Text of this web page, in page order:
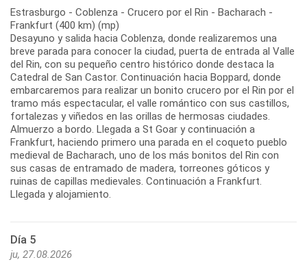
Estrasburgo - Coblenza - Crucero por el Rin - Bacharach -
Frankfurt (400 km) (mp)
Desayuno y salida hacia Coblenza, donde realizaremos una
breve parada para conocer la ciudad, puerta de entrada al Valle
del Rin, con su pequeño centro histórico donde destaca la
Catedral de San Castor. Continuación hacia Boppard, donde
embarcaremos para realizar un bonito crucero por el Rin por el
tramo más espectacular, el valle romántico con sus castillos,
fortalezas y viñedos en las orillas de hermosas ciudades.
Almuerzo a bordo. Llegada a St Goar y continuación a
Frankfurt, haciendo primero una parada en el coqueto pueblo
medieval de Bacharach, uno de los más bonitos del Rin con
sus casas de entramado de madera, torreones góticos y
ruinas de capillas medievales. Continuación a Frankfurt.
Día 5
ju, 27.08.2026